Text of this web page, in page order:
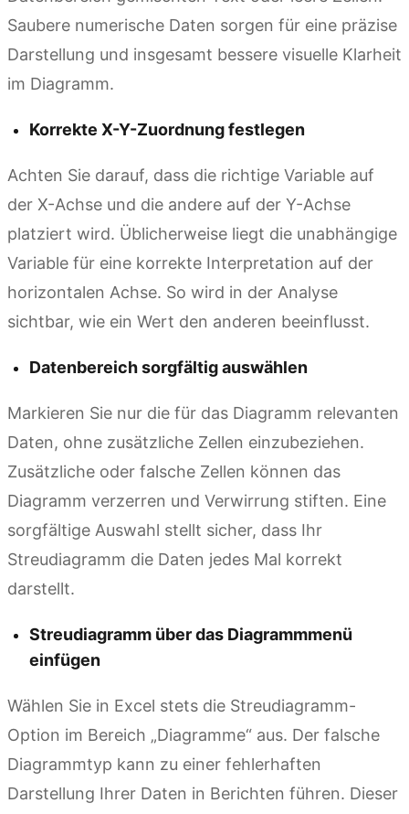
Saubere numerische Daten sorgen für eine präzise
Darstellung und insgesamt bessere visuelle Klarheit
im Diagramm.
Korrekte X-Y-Zuordnung festlegen
Achten Sie darauf, dass die richtige Variable auf
der X-Achse und die andere auf der Y-Achse
platziert wird. Üblicherweise liegt die unabhängige
Variable für eine korrekte Interpretation auf der
horizontalen Achse. So wird in der Analyse
sichtbar, wie ein Wert den anderen beeinflusst.
Datenbereich sorgfältig auswählen
Markieren Sie nur die für das Diagramm relevanten
Daten, ohne zusätzliche Zellen einzubeziehen.
Zusätzliche oder falsche Zellen können das
Diagramm verzerren und Verwirrung stiften. Eine
sorgfältige Auswahl stellt sicher, dass Ihr
Streudiagramm die Daten jedes Mal korrekt
darstellt.
Streudiagramm über das Diagrammmenü
einfügen
Wählen Sie in Excel stets die Streudiagramm-
Option im Bereich „Diagramme“ aus. Der falsche
Diagrammtyp kann zu einer fehlerhaften
Darstellung Ihrer Daten in Berichten führen. Dieser